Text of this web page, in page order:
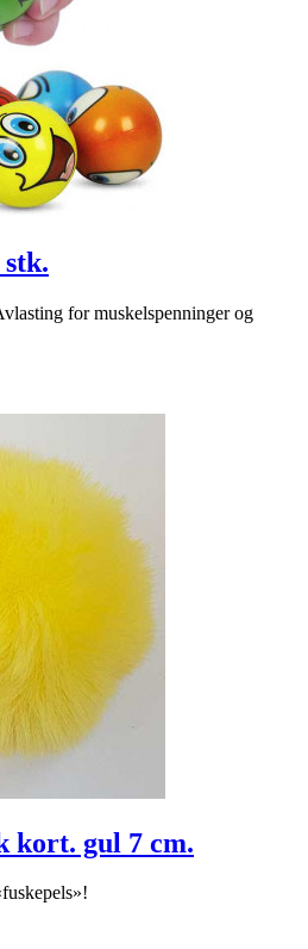
for muskelspenninger og
kort. gul 7 cm.